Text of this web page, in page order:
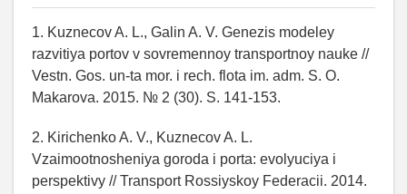
1. Kuznecov A. L., Galin A. V. Genezis modeley
razvitiya portov v sovremennoy transportnoy nauke //
Vestn. Gos. un-ta mor. i rech. flota im. adm. S. O.
Makarova. 2015. № 2 (30). S. 141-153.
2. Kirichenko A. V., Kuznecov A. L.
Vzaimootnosheniya goroda i porta: evolyuciya i
perspektivy // Transport Rossiyskoy Federacii. 2014.